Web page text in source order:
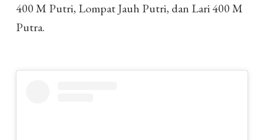
400 M Putri, Lompat Jauh Putri, dan Lari 400 M
Putra.